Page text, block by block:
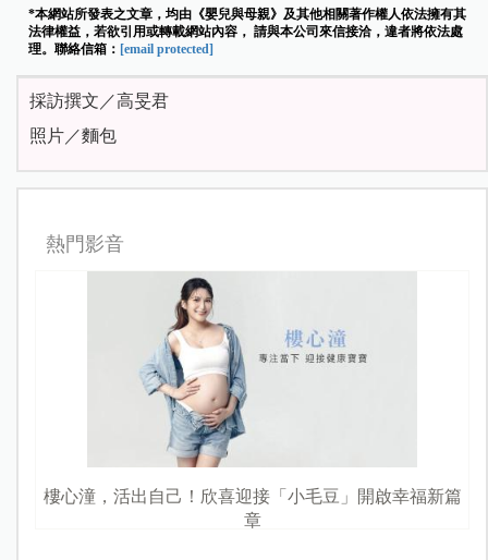
*本網站所發表之文章，均由《嬰兒與母親》及其他相關著作權人依法擁有其
法律權益，若欲引用或轉載網站內容， 請與本公司來信接洽，違者將依法處
理。聯絡信箱： [email protected]
採訪撰文／高旻君
照片／麵包
熱門影音
樓心潼，活出自己！欣喜迎接「小毛豆」開啟幸福新篇
章